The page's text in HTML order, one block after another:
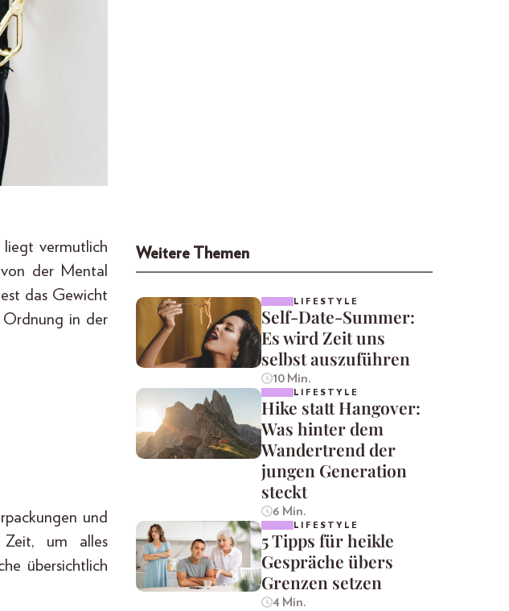
liegt vermutlich
der Mental
das Gewicht
Ordnung in der
und
um alles
übersichtlich
Weitere Themen
LIFESTYLE
Self-Date-Summer:
Es wird Zeit uns
selbst auszuführen
10 Min.
LIFESTYLE
Hike statt Hangover:
Was hinter dem
Wandertrend der
jungen Generation
steckt
6 Min.
LIFESTYLE
5 Tipps für heikle
Gespräche übers
Grenzen setzen
4 Min.